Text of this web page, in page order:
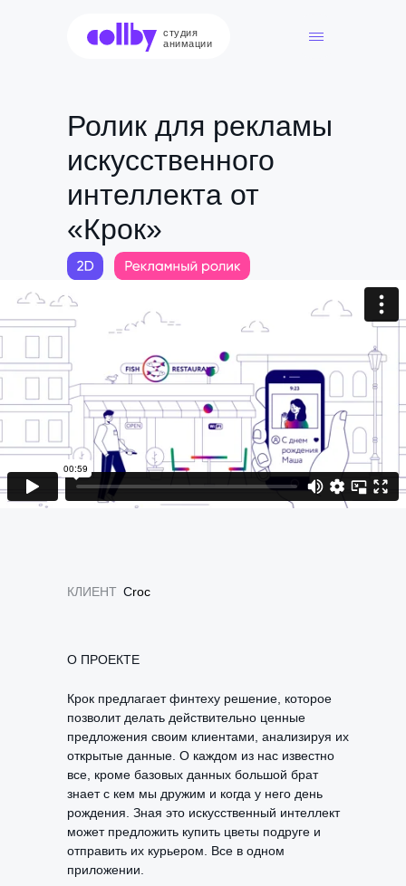
студия
анимации
Ролик для рекламы
искусственного
интеллекта от
«Крок»
Croc
Крок предлагает финтеху решение, которое
позволит делать действительно ценные
предложения своим клиентами, анализируя их
открытые данные. О каждом из нас известно
все, кроме базовых данных большой брат
знает с кем мы дружим и когда у него день
рождения. Зная это искусственный интеллект
может предложить купить цветы подруге и
отправить их курьером. Все в одном
приложении.
КЛИЕНТ
О ПРОЕКТЕ